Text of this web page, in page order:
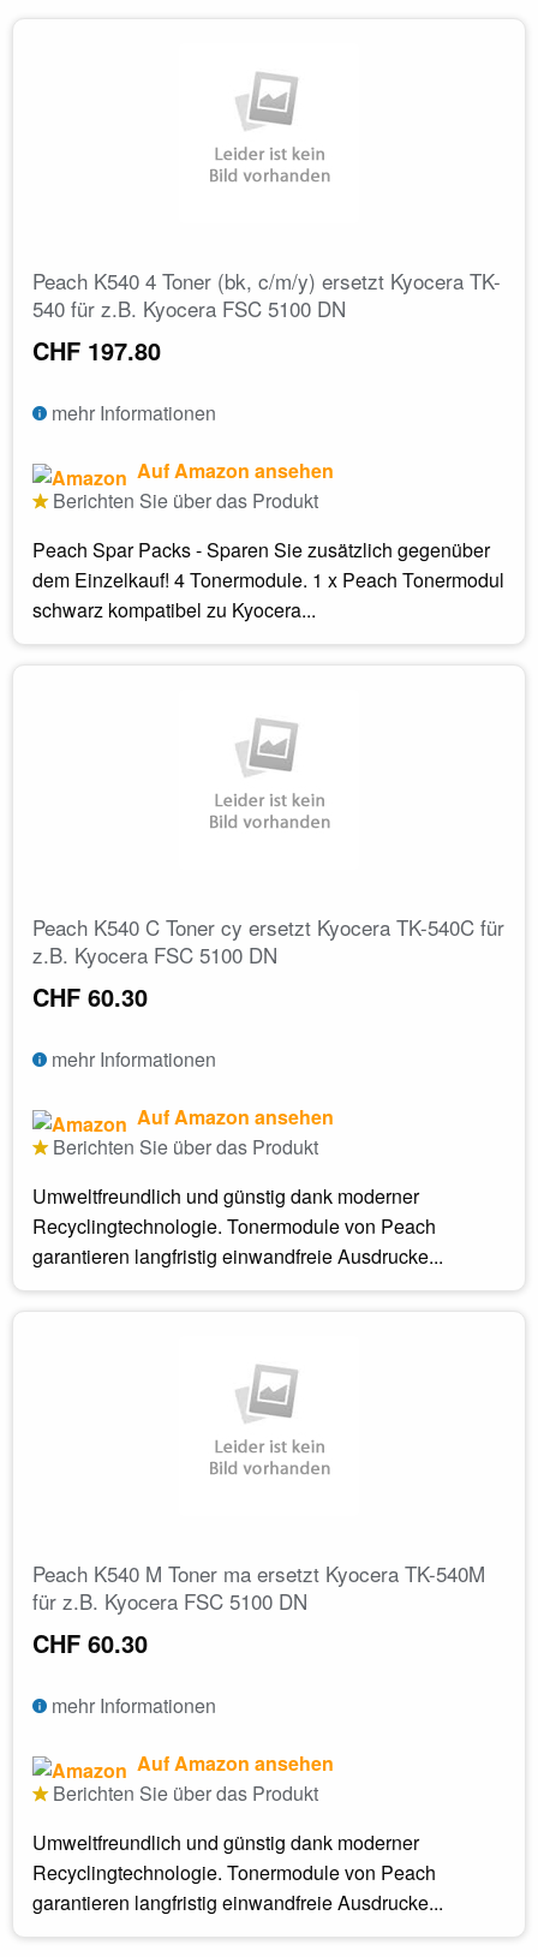
Peach K540 4 Toner (bk, c/m/y) ersetzt Kyocera TK-
540 für z.B. Kyocera FSC 5100 DN
CHF 197.80
mehr Informationen
Auf Amazon ansehen
Berichten Sie über das Produkt
Peach Spar Packs - Sparen Sie zusätzlich gegenüber
dem Einzelkauf! 4 Tonermodule. 1 x Peach Tonermodul
schwarz kompatibel zu Kyocera...
Peach K540 C Toner cy ersetzt Kyocera TK-540C für
z.B. Kyocera FSC 5100 DN
CHF 60.30
mehr Informationen
Auf Amazon ansehen
Berichten Sie über das Produkt
Umweltfreundlich und günstig dank moderner
Recyclingtechnologie. Tonermodule von Peach
garantieren langfristig einwandfreie Ausdrucke...
Peach K540 M Toner ma ersetzt Kyocera TK-540M
für z.B. Kyocera FSC 5100 DN
CHF 60.30
mehr Informationen
Auf Amazon ansehen
Berichten Sie über das Produkt
Umweltfreundlich und günstig dank moderner
Recyclingtechnologie. Tonermodule von Peach
garantieren langfristig einwandfreie Ausdrucke...